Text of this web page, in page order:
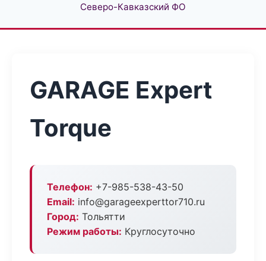
Северо-Кавказский ФО
GARAGE Expert
Torque
Телефон: +7-985-538-43-50
Email: info@garageexperttor710.ru
Город: Тольятти
Режим работы: Круглосуточно